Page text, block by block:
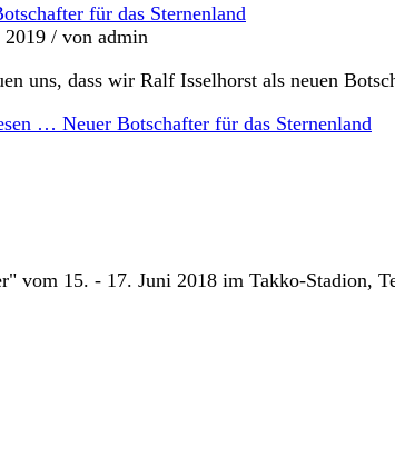
für das Sternenland
/ von admin
uns, dass wir Ralf Isselhorst als neuen
… Neuer Botschafter für das Sternenland
vom 15. - 17. Juni 2018 im Takko-Stadion,